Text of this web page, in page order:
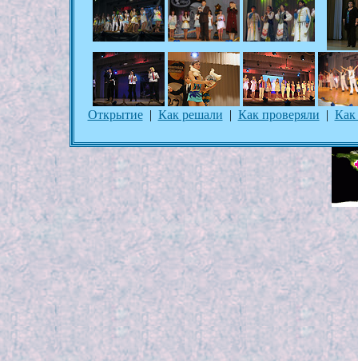
Открытие| Как решали | Как проверяли | Как